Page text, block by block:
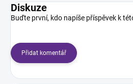
Diskuze
Buďte první, kdo napíše příspěvek k
Přidat komentář